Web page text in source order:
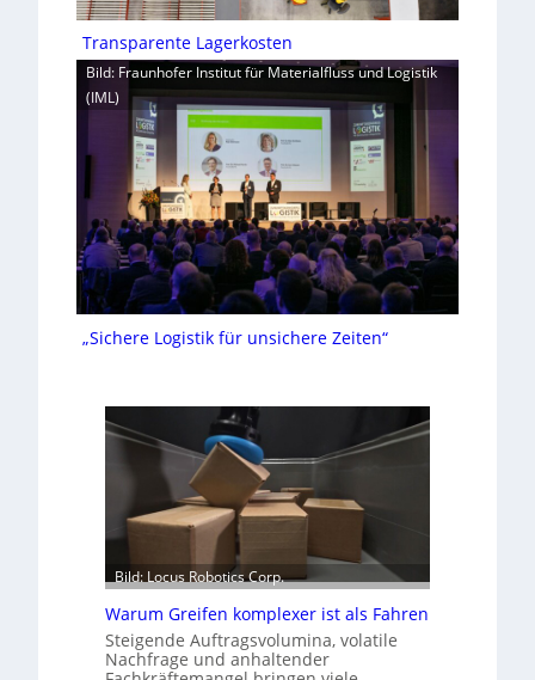
Transparente Lagerkosten
Bild: Fraunhofer Institut für Materialfluss und Logistik
(IML)
„Sichere Logistik für unsichere Zeiten“
Bild: Locus Robotics Corp.
Warum Greifen komplexer ist als Fahren
Steigende Auftragsvolumina, volatile
Nachfrage und anhaltender